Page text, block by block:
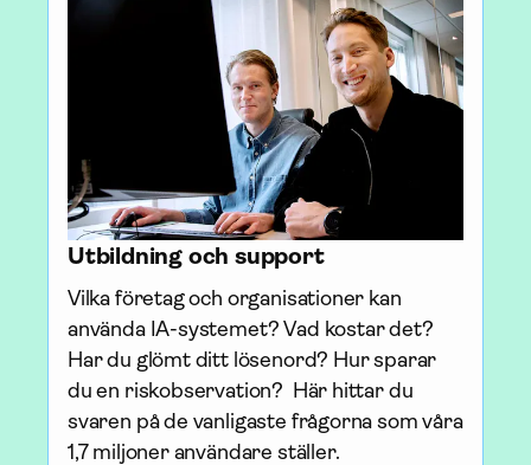
Utbildning och support
Vilka företag och organisationer kan
använda IA-systemet? Vad kostar det?
Har du glömt ditt lösenord? Hur sparar
du en riskobservation?  Här hittar du
svaren på de vanligaste frågorna som våra
1,7 miljoner användare ställer.